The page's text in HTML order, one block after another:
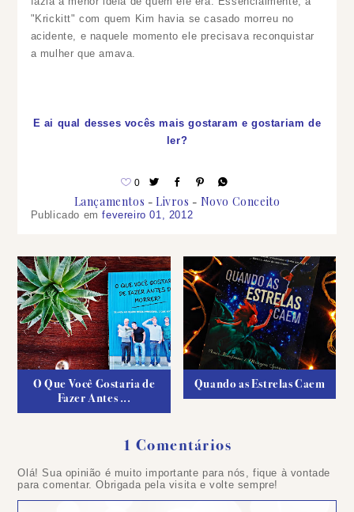
"Krickitt" com quem Kim havia se casado morreu no
acidente, e naquele momento ele precisava reconquistar
a mulher que amava.
E ai qual desses vocês mais gostaram e gostariam de
ler?
0
Lançamentos Livros Novo Conceito
Publicado emfevereiro 01, 2012
O Que Você Gostaria de
Fazer Antes ...
Quando as Estrelas Caem
1 Comentários
Olá! Sua opinião é muito importante para nós, fique à vontade
para comentar. Obrigada pela visita e volte sempre!